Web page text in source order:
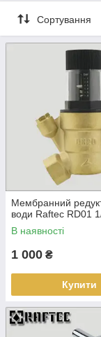
Сортування
Мембранний
води Raftec RD01
В наявності
1 000 ₴
Купити
Raftec
Raftec
Raftec